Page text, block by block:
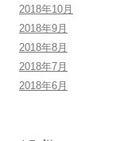
2018年10月
2018年9月
2018年8月
2018年7月
2018年6月